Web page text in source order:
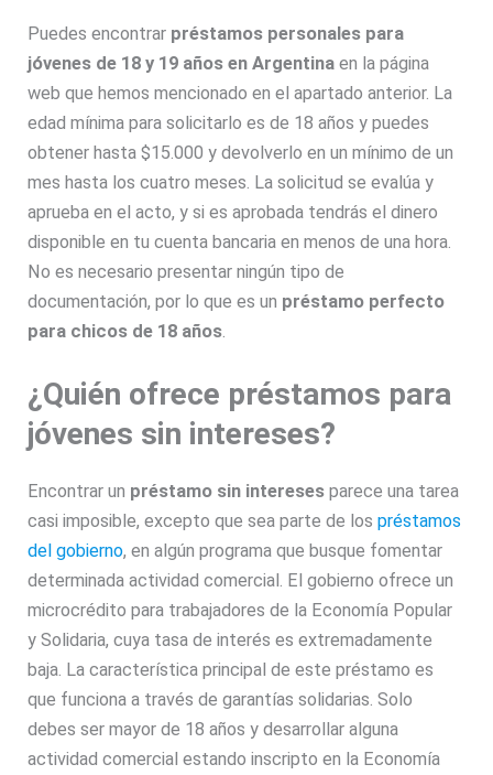
Puedes encontrar préstamos personales para
jóvenes de 18 y 19 años en Argentina en la página
web que hemos mencionado en el apartado anterior. La
edad mínima para solicitarlo es de 18 años y puedes
obtener hasta $15.000 y devolverlo en un mínimo de un
mes hasta los cuatro meses. La solicitud se evalúa y
aprueba en el acto, y si es aprobada tendrás el dinero
disponible en tu cuenta bancaria en menos de una hora.
No es necesario presentar ningún tipo de
documentación, por lo que es un préstamo perfecto
para chicos de 18 años
¿Quién ofrece préstamos para
jóvenes sin intereses?
Encontrar un préstamo sin intereses parece una tarea
casi imposible, excepto que sea parte de lospréstamos
del gobierno, en algún programa que busque fomentar
determinada actividad comercial. El gobierno ofrece un
microcrédito para trabajadores de la Economía Popular
y Solidaria, cuya tasa de interés es extremadamente
baja. La característica principal de este préstamo es
que funciona a través de garantías solidarias. Solo
debes ser mayor de 18 años y desarrollar alguna
actividad comercial estando inscripto en la Economía